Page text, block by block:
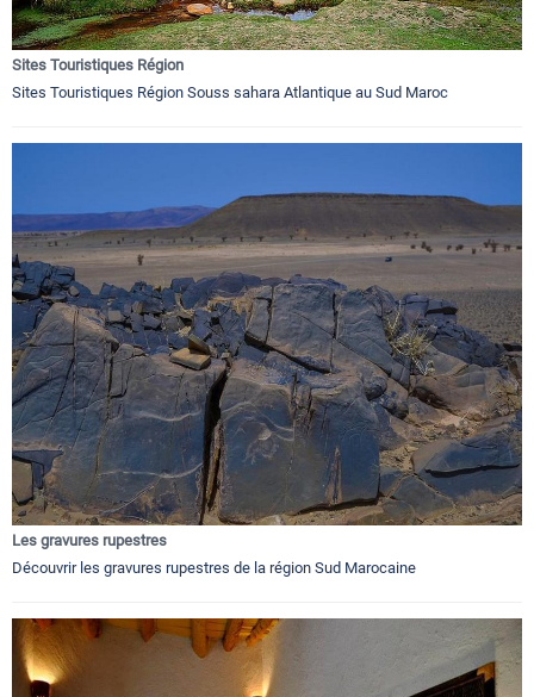
Sites Touristiques Région
Sites Touristiques Région Souss sahara Atlantique au Sud Maroc
Les gravures rupestres
Découvrir les gravures rupestres de la région Sud Marocaine